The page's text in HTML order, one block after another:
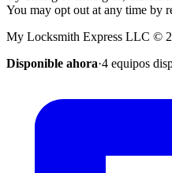
You may opt out at any time by
My Locksmith Express LLC ©
Disponible ahora·4 equipos